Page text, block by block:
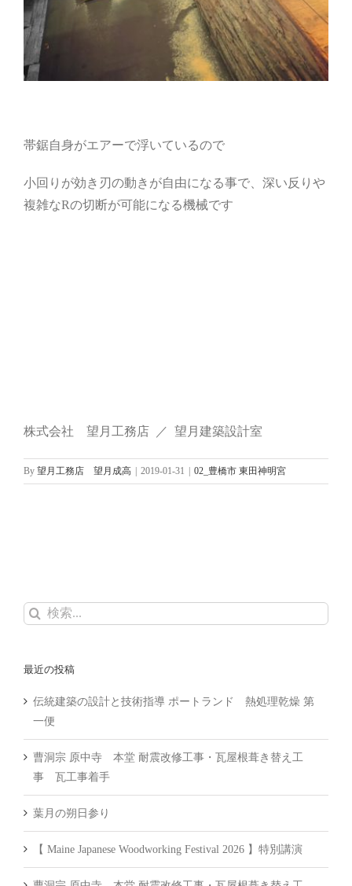
帯鋸自身がエアーで浮いているので
小回りが効き刃の動きが自由になる事で、深い反りや
複雑なRの切断が可能になる機械です
株式会社 望月工務店 ／ 望月建築設計室
By 望月工務店 望月成高 | 2019-01-31 | 02_豊橋市 東田神明宮
検
最近の投稿
伝統建築の設計と技術指導 ポートランド 熱処理乾燥 第
一便
曹洞宗 原中寺 本堂 耐震改修工事・瓦屋根葺き替え工
事 瓦工事着手
葉月の朔日参り
【 Maine Japanese Woodworking Festival 2026 】特別講演